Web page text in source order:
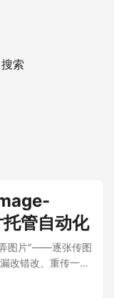
搜索
管自动化
图片"——逐张传图
改错改、重传一遍
怎么用一个